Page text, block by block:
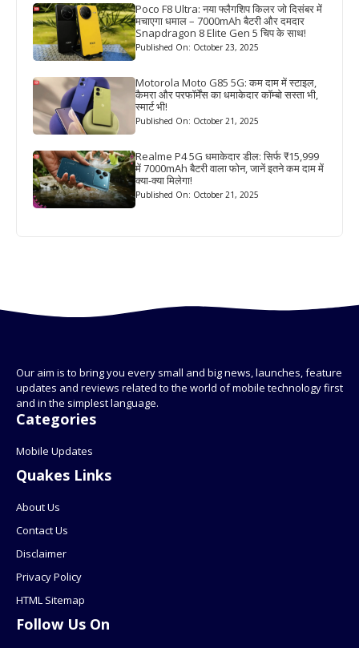
Poco F8 Ultra: नया फ्लैगशिप किलर जो दिसंबर में
मचाएगा धमाल – 7000mAh बैटरी और दमदार
Snapdragon 8 Elite Gen 5 चिप के साथ!
Published On: October 23, 2025
Motorola Moto G85 5G: कम दाम में स्टाइल,
कैमरा और परफॉर्मेंस का धमाकेदार कॉम्बो सस्ता भी,
स्मार्ट भी!
Published On: October 21, 2025
Realme P4 5G धमाकेदार डील: सिर्फ ₹15,999
में 7000mAh बैटरी वाला फोन, जानें इतने कम दाम में
क्या-क्या मिलेगा!
Published On: October 21, 2025
Our aim is to bring you every small and big news, launches, feature
updates and reviews related to the world of mobile technology first
and in the simplest language.
Categories
Mobile Updates
Quakes Links
About Us
Contact Us
Disclaimer
Privacy Policy
HTML Sitemap
Follow Us On